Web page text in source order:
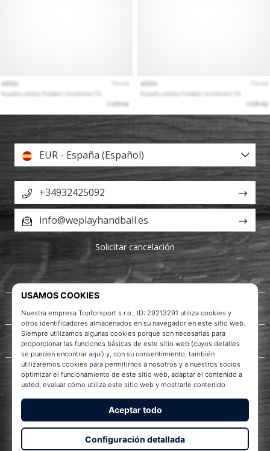
WePlayHandball.es
Acerca de nosotros
Servicio al cliente
EUR - España (Español)
+34932425092
info@weplayhandball.es
Solicitar cancelación